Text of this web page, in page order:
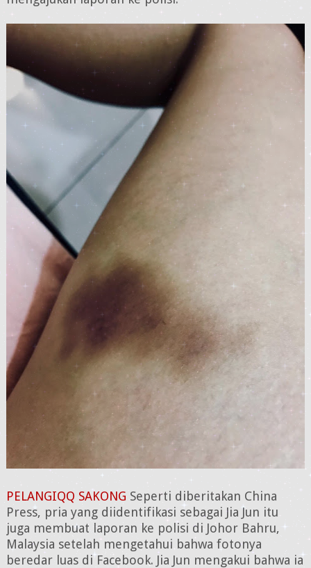
PELANGIQQ SAKONG Seperti diberitakan China
Press, pria yang diidentifikasi sebagai Jia Jun itu
juga membuat laporan ke polisi di Johor Bahru,
Malaysia setelah mengetahui bahwa fotonya
beredar luas di Facebook. Jia Jun mengakui bahwa ia